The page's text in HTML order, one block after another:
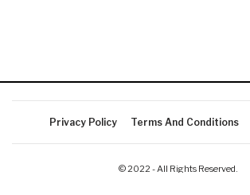
Privacy Policy Terms And Conditions
© 2022 - All Rights Reserved.